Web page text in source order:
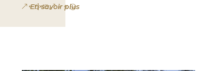
En savoir plus